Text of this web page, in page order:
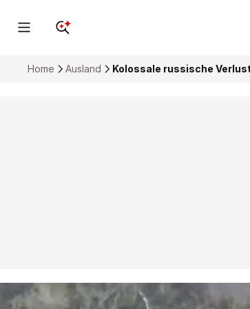
Home Ausland Kolossale russische